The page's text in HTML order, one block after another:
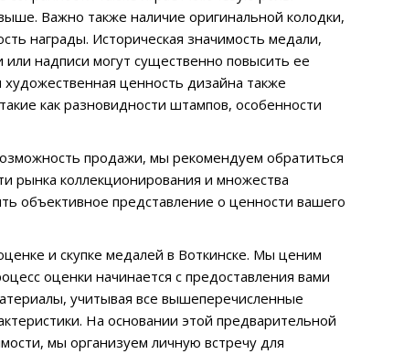
Важно также наличие оригинальной колодки,
награды. Историческая значимость медали,
надписи могут существенно повысить ее
ценность дизайна также
как разновидности штампов, особенности
продажи, мы рекомендуем обратиться
рынка коллекционирования и множества
объективное представление о ценности вашего
и скупке медалей в Воткинске. Мы ценим
оценки начинается с предоставления вами
учитывая все вышеперечисленные
На основании этой предварительной
мы организуем личную встречу для